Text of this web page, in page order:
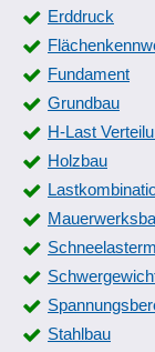
Erddruck
Fundament
Grundbau
H-Last
Holzbau
Stahlbau